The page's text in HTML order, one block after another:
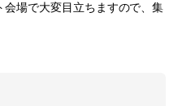
場で大変目立ちますので、集